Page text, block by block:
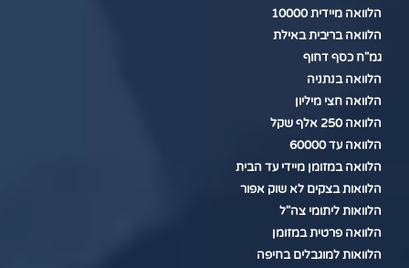
הלוואה מיידית 10000
הלוואה בריבית באילת
גמ"ח כסף דחוף
הלוואה בנתניה
הלוואה חצי מיליון
הלוואה 250 אלף שקל
הלוואה עד 60000
הלוואה במזומן מיידי עד הבית
הלוואות בצקים לא שוק אפור
הלוואות ליתומי צה"ל
הלוואה פרטית במזומן
הלוואות למוגבלים בחיפה